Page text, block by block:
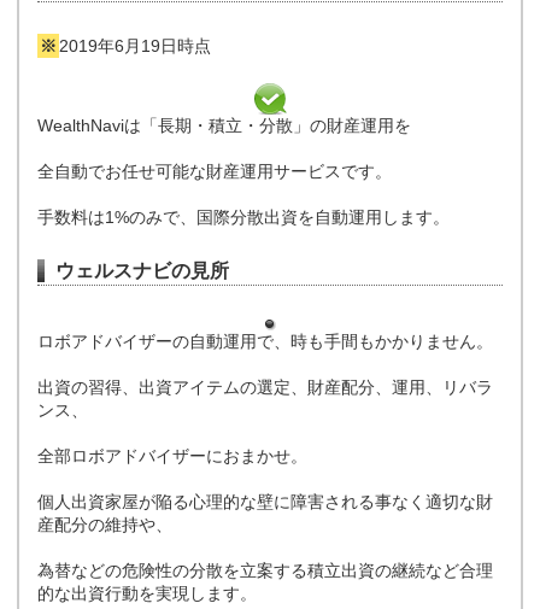
※2019年6月19日時点
WealthNaviは「長期・積立・分散」の財産運用を
全自動でお任せ可能な財産運用サービスです。
手数料は1%のみで、国際分散出資を自動運用します。
ウェルスナビの見所
ロボアドバイザーの自動運用で、時も手間もかかりません。
出資の習得、出資アイテムの選定、財産配分、運用、リバラ
ンス、
全部ロボアドバイザーにおまかせ。
個人出資家屋が陥る心理的な壁に障害される事なく適切な財
産配分の維持や、
為替などの危険性の分散を立案する積立出資の継続など合理
的な出資行動を実現します。